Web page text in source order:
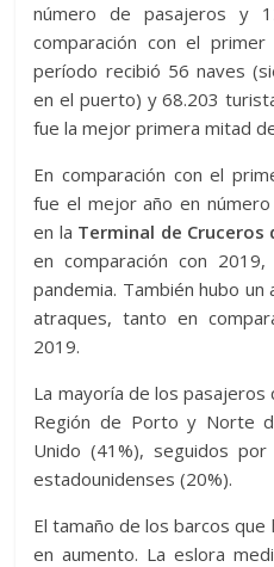
número de pasajeros y
comparación con el
período recibió 56 naves
en el puerto) y 68.203
fue la mejor primera mitad
En comparación con el
fue el mejor año en
en la Terminal de Cruceros
en comparación con
pandemia. También hubo
atraques, tanto en
2019.
La mayoría de los
Región de Porto y Norte
Unido (41%), seguidos
estadounidenses (20%).
El tamaño de los barcos que
en aumento. La eslora